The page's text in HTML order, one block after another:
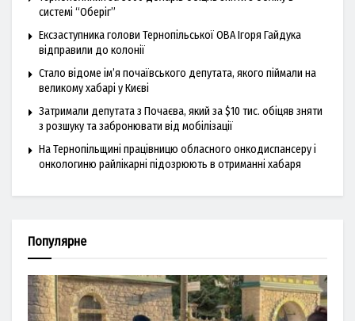
системі “Оберіг”
Ексзаступника голови Тернопільської ОВА Ігоря Гайдука
відправили до колонії
Стало відоме ім’я почаївського депутата, якого піймали на
великому хабарі у Києві
Затримали депутата з Почаєва, який за $10 тис. обіцяв зняти
з розшуку та забронювати від мобілізації
На Тернопільщині працівницю обласного онкодиспансеру і
онкологиню райлікарні підозрюють в отриманні хабаря
Популярне